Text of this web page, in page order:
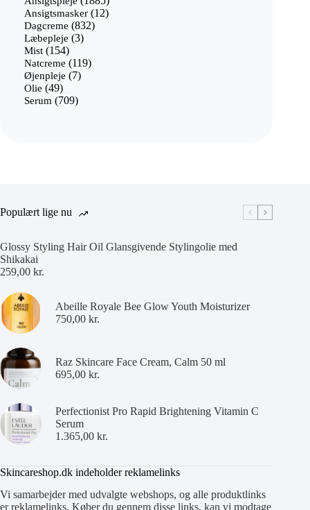
varer
Ansigtsmasker 1212
Dagcreme 832832
Læbepleje 33
Mist 154154
varer
Natcreme 119119
Øjenpleje 77
Olie 4949
varer
Serum 709709
Populært lige nu
Glossy Styling Hair Oil Glansgivende Stylingolie med
Shikakai
259,00 kr.
Abeille Royale Bee Glow Youth Moisturizer
750,00 kr.
Raz Skincare Face Cream, Calm 50 ml
695,00 kr.
Perfectionist Pro Rapid Brightening Vitamin C
Serum
1.365,00 kr.
Skincareshop.dk indeholder reklamelinks
Vi samarbejder med udvalgte webshops, og alle produktlinks
er reklamelinks. Køber du gennem disse links, kan vi modtage